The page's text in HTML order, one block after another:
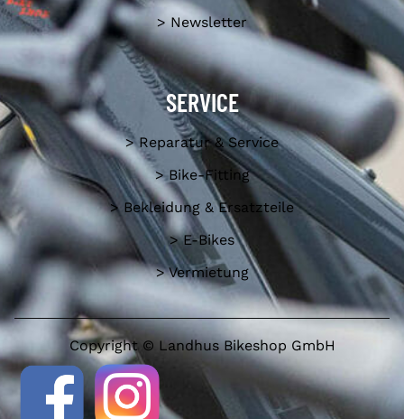
> Newsletter
SERVICE
> Reparatur & Service
> Bike-Fitting
> Bekleidung & Ersatzteile
> E-Bikes
> Vermietung
Copyright © Landhus Bikeshop GmbH